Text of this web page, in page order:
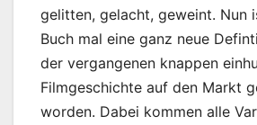
gelitten, gelacht, geweint. Nun
Buch mal eine ganz neue
der vergangenen knappen
Filmgeschichte auf den Markt
worden. Dabei kommen alle